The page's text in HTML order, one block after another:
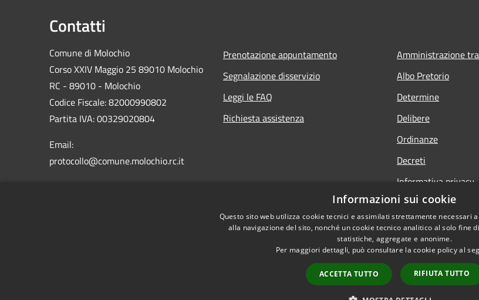
Contatti
Comune di Molochio
Corso XXIV Maggio 25 89010 Molochio
RC - 89010 - Molochio
Codice Fiscale: 82000990802
Partita IVA: 00329020804
Email:
protocollo@comune.molochio.rc.it
Prenotazione appuntamento
Segnalazione disservizio
Leggi le FAQ
Richiesta assistenza
Amministrazione
Albo Pretorio
Determine
Delibere
Ordinanze
Decreti
Informativa privacy
Note legali
Dichiarazione di
Intranet Copyright © 2026
Informazioni sui cookie
Questo sito web utilizza cookie tecnici e assimilati strettamente necessari
alla navigazione del sito, nonché un cookie tecnico analitico al solo fine
statistiche, aggregate e anonime.
Per maggiori dettagli, può consultare la cookie policy al
ACCETTA TUTTO RIFIUTA TUTTO